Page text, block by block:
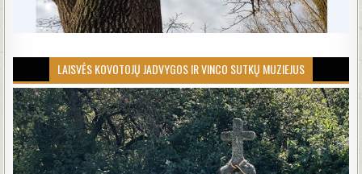
LAISVĖS KOVOTOJŲ JADVYGOS IR VINCO SUTKŲ MUZIEJUS